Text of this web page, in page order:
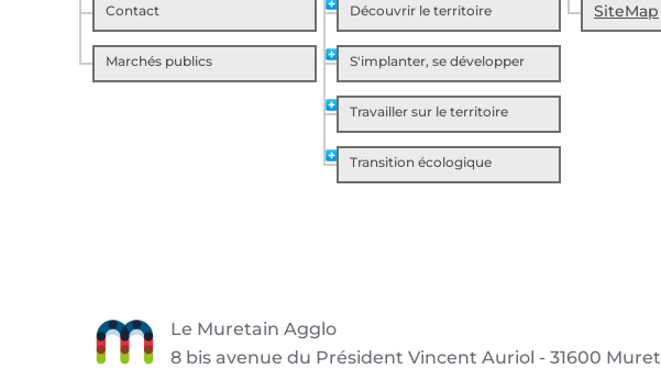
Contact
Marchés publics
Découvrir le territoire
S'implanter, se développer
Travailler sur le territoire
Transition écologique
SiteMap
Le Muretain Agglo
8 bis avenue du Président Vincent Auriol - 31600 Muret